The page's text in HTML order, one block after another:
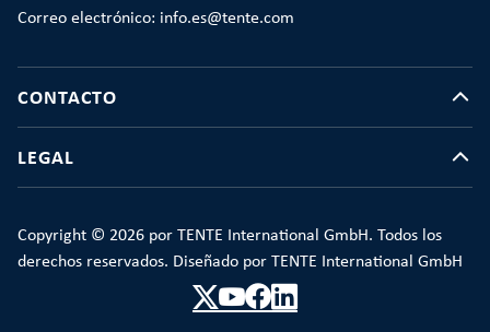
Correo electrónico: info.es@tente.com
CONTACTO
LEGAL
Copyright © 2026 por TENTE International GmbH. Todos los
derechos reservados. Diseñado por TENTE International GmbH